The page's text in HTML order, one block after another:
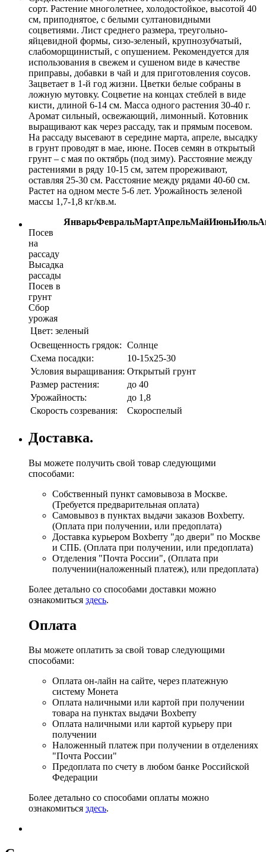
сорт. Растение многолетнее, холодостойкое, высотой 40
см, приподнятое, с белыми султановидными
соцветиями. Лист среднего размера, треугольно-
яйцевидной формы, сизо-зеленый, крупнозубчатый,
слабоморщинистый, с опушением. Рекомендуется для
использования в свежем и сушеном виде в качестве
приправы, добавки в чай и для приготовления соусов.
Зацветает в 1-й год жизни. Цветки белые собраны в
ложную мутовку. Соцветие на концах стеблей в виде
кисти, длиной 6-14 см. Масса одного растения 30-40 г.
Аромат сильный, освежающий, лимонный. Котовник
выращивают как через рассаду, так и прямым посевом.
На рассаду высевают в середине марта, апреле, высадку
в грунт проводят в мае, июне. Посев семян в открытый
грунт – с мая по октябрь (под зиму). Расстояние между
растениями в ряду 10-15 см, затем прореживают,
оставляя 25-30 см. Расстояние между рядами 40-60 см.
Растет на одном месте 5-6 лет. Урожайность зеленой
массы 1,7-1,8 кг/кв.м.
ЯнварьФевральМартАпрельМайИюньИюль
Посев
на
рассаду
Высадка
рассады
Посев в
грунт
Сбор
урожая
Цвет: зеленый
Освещенность грядок: Солнце
Схема посадки:
10-15х25-30
Условия выращивания: Открытый грунт
Размер растения:
до 40
Урожайность:
до 1,8
Скорость созревания:
Скороспелый
Доставка.
Вы можете получить свой товар следующими
способами:
Собственный пункт самовывоза в Москве.
(Требуется предварительная оплата)
Самовывоз в пунктах выдачи заказов Boxberry.
(Оплата при получении, или предоплата)
Доставка курьером Boxberry "до двери" по Москве
и СПБ. (Оплата при получении, или предоплата)
Отделения "Почта России", (Оплата при
получении(наложенный платеж), или предоплата)
Более детально со способами доставки можно
ознакомиться здесь.
Оплата
Вы можете оплатить за свой товар следующими
способами:
Оплата он-лайн на сайте, через платежную
систему Монета
Оплата наличными или картой при получении
товара на пунктах выдачи Boxberry
Оплата наличными или картой курьеру при
получении
Наложенный платеж при получении в отделениях
"Почта России"
Предоплата по счету в любом банке Российской
Федерации
Более детально со способами оплаты можно
ознакомиться здесь.